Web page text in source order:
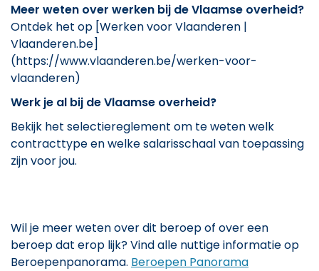
Meer weten over werken bij de Vlaamse overheid?
Ontdek het op [Werken voor Vlaanderen |
Vlaanderen.be]
(https://www.vlaanderen.be/werken-voor-
vlaanderen)
Werk je al bij de Vlaamse overheid?
Bekijk het selectiereglement om te weten welk
contracttype en welke salarisschaal van toepassing
zijn voor jou.
Wil je meer weten over dit beroep of over een
beroep dat erop lijk? Vind alle nuttige informatie op
Beroepenpanorama. Beroepen Panorama